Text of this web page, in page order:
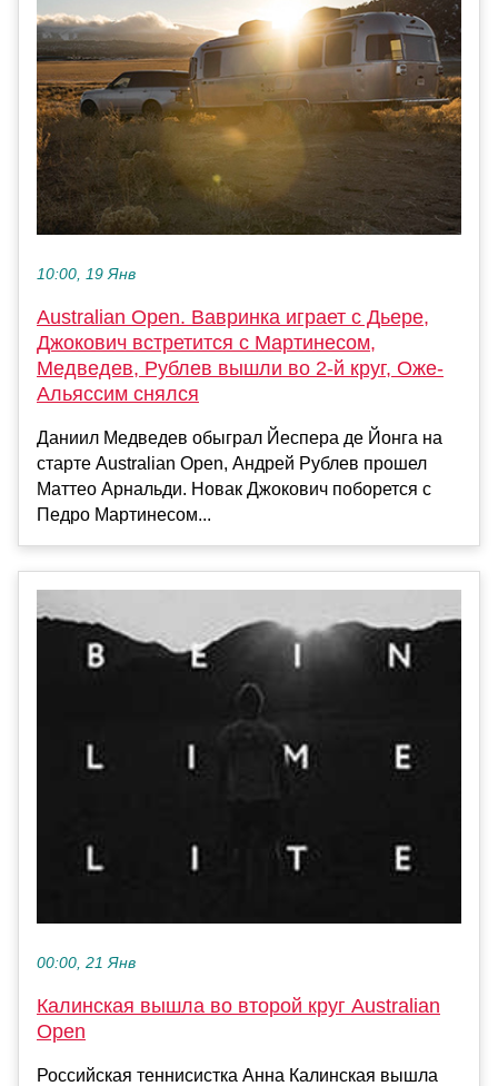
10:00, 19 Янв
Australian Open. Вавринка играет с Дьере,
Джокович встретится с Мартинесом,
Медведев, Рублев вышли во 2-й круг, Оже-
Альяссим снялся
Даниил Медведев обыграл Йеспера де Йонга на
старте Australian Open, Андрей Рублев прошел
Маттео Арнальди. Новак Джокович поборется с
Педро Мартинесом...
00:00, 21 Янв
Калинская вышла во второй круг Australian
Open
Российская теннисистка Анна Калинская вышла